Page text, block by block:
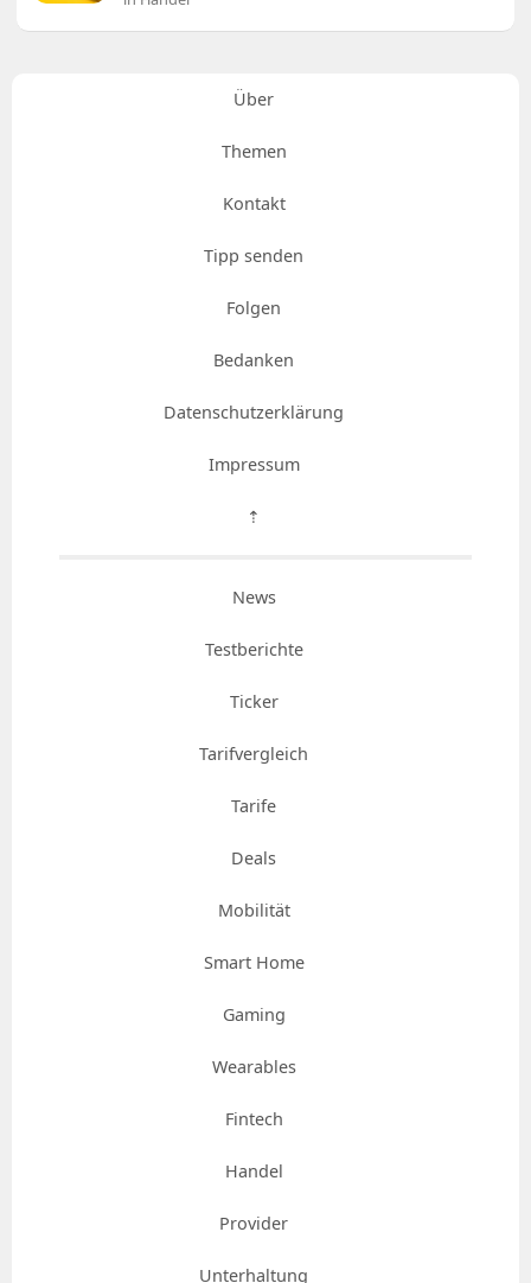
Über
Themen
Kontakt
Tipp senden
Folgen
Bedanken
Datenschutzerklärung
Impressum
⇡
News
Testberichte
Ticker
Tarifvergleich
Tarife
Deals
Mobilität
Smart Home
Gaming
Wearables
Fintech
Handel
Provider
Unterhaltung